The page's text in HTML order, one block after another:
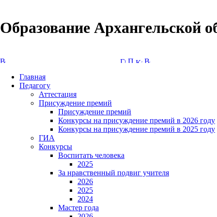
Образование Архангельской
Главная
Педагогу
Аттестация
Присуждение премий
Присуждение премий
Конкурсы на присуждение премий в 2026 году
Конкурсы на присуждение премий в 2025 году
ГИА
Конкурсы
Воспитать человека
2025
За нравственный подвиг учителя
2026
2025
2024
Мастер года